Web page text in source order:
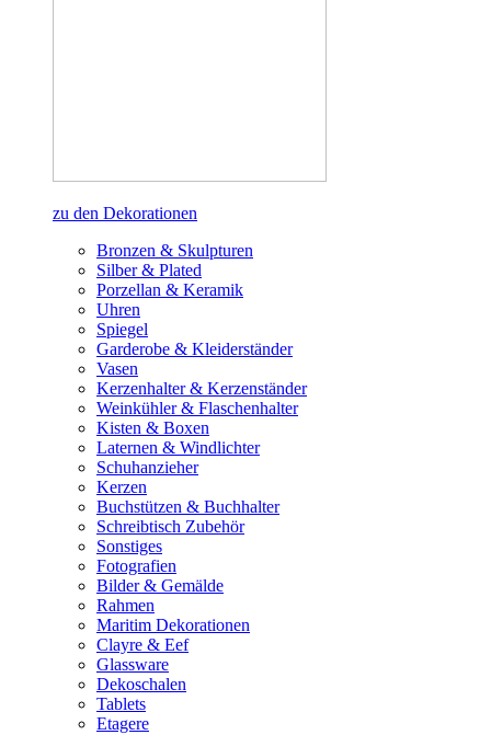
zu den Dekorationen
Bronzen & Skulpturen
Silber & Plated
Porzellan & Keramik
Uhren
Spiegel
Garderobe & Kleiderständer
Vasen
Kerzenhalter & Kerzenständer
Weinkühler & Flaschenhalter
Kisten & Boxen
Laternen & Windlichter
Schuhanzieher
Kerzen
Buchstützen & Buchhalter
Schreibtisch Zubehör
Sonstiges
Fotografien
Bilder & Gemälde
Rahmen
Maritim Dekorationen
Clayre & Eef
Glassware
Dekoschalen
Tablets
Etagere